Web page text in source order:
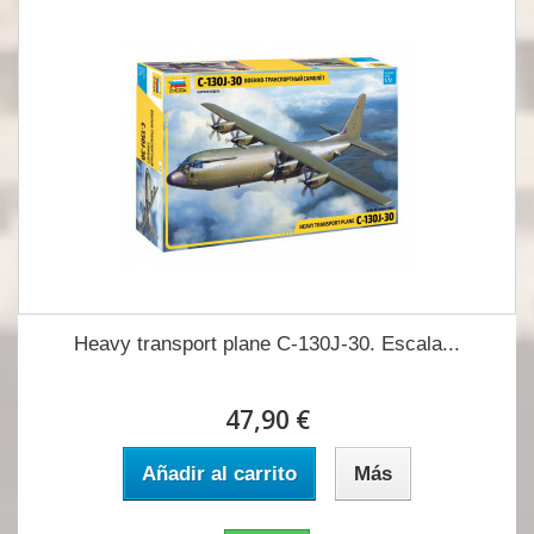
Heavy transport plane C-130J-30. Escala...
47,90 €
Añadir al carrito Más